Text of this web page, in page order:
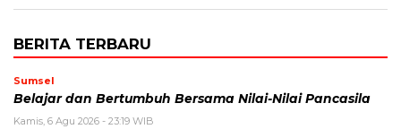
BERITA TERBARU
Sumsel
Belajar dan Bertumbuh Bersama Nilai-Nilai Pancasila
Kamis, 6 Agu 2026 - 23:19 WIB